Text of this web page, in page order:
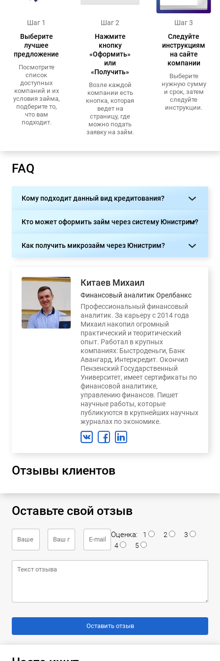
Шаг 1
Выберите
лучшее
предложение
Посмотрите
список
доступных
компаний и их
условия займа,
подберите то,
что вам
подходит.
Шаг 2
Нажмите
кнопку
«Оформить»
или
«Получить»
Возле каждой
компании есть
кнопка, которая
ведет на
страницу, где
можно подать
заявку на займ.
Шаг 3
Следуйте
инструкциям
на сайте
компании
Выберите
нужную сумму
и срок, затем
следуйте
инструкции.
FAQ
Кому подходит данный вид кредитования?
Кто может оформить займ через систему Юнистрим?
Как получить микрозайм через Юнистрим?
Китаев Михаил
Финансовый аналитик Орелбанкс
Профессиональный финансовый
аналитик. За карьеру с 2014 года
Михаил накопил огромный
практический и теоритический
опыт. Работал в крупных
компаниях: Быстроденьги, Банк
Авангард, Интеркредит. Окончил
Пензенский Государственный
Университет, имеет сертификаты по
финансовой аналитике,
управлению финансов. Пишет
научные работы, которые
публикуются в крупнейших научных
журналах по экономике.
Отзывы клиентов
Оставьте свой отзыв
Оценка: 1 2
3
4
5